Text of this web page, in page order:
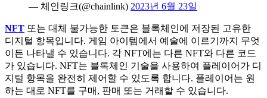
— 체인링크(@chainlink) 2023년 6월 23일
NFT 또는 대체 불가능한 토큰은 블록체인에 저장된 고유한
디지털 항목입니다. 게임 아이템에서 예술에 이르기까지 무엇
이든 나타낼 수 있습니다. 각 NFT에는 다른 NFT와 다른 코드
가 있습니다. NFT는 블록체인 기술을 사용하여 플레이어가 디
지털 항목을 완전히 제어할 수 있도록 합니다. 플레이어는 원
하는 대로 NFT를 구매, 판매 또는 거래할 수 있습니다.